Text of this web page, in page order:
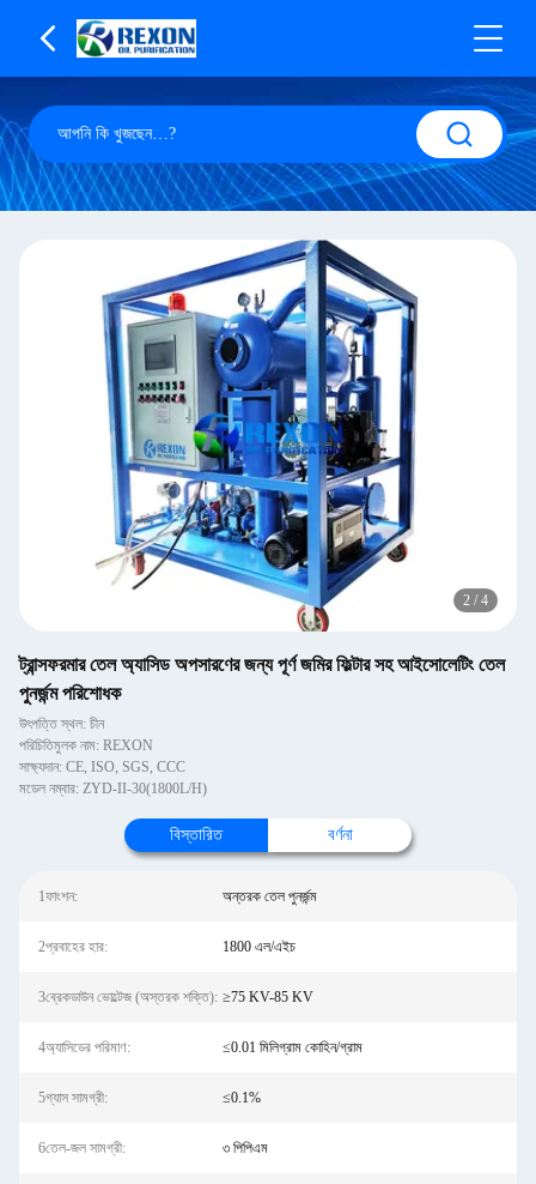
2 / 4
ট্রান্সফরমার তেল অ্যাসিড অপসারণের জন্য পূর্ণ জমির ফিল্টার সহ আইসোলেটিং তেল
পুনর্জন্ম পরিশোধক
উৎপত্তি স্থল: চীন
পরিচিতিমুলক নাম: REXON
সাক্ষ্যদান: CE, ISO, SGS, CCC
মডেল নম্বার: ZYD-II-30(1800L/H)
বিস্তারিত বর্ণনা
1ফাংশন: অন্তরক তেল পুনর্জন্ম
2প্রবাহের হার: 1800 এল/এইচ
3ব্রেকডাউন ভোল্টেজ (অস্তরক শক্তি): ≥75 KV-85 KV
4অ্যাসিডের পরিমাণ: ≤0.01 মিলিগ্রাম কোহিন/গ্রাম
5গ্যাস সামগ্রী: ≤0.1%
6তেল-জল সামগ্রী: ৩ পিপিএম